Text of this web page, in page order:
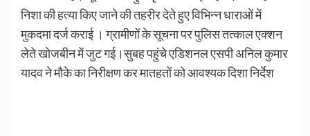
निशा की हत्या किए जाने की तहरीर देते हुए विभिन्न धाराओं में
मुकदमा दर्ज कराई । ग्रामीणों के सूचना पर पुलिस तत्काल एक्शन
लेते खोजबीन में जुट गई।सुबह पहुंचे एडिशनल एसपी अनिल कुमार
यादव ने मौके का निरीक्षण कर मातहतों को आवश्यक दिशा निर्देश